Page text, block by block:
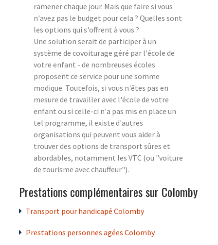
ramener chaque jour. Mais que faire si vous
n'avez pas le budget pour cela ? Quelles sont
les options qui s'offrent à vous ?
Une solution serait de participer à un
système de covoiturage géré par l'école de
votre enfant - de nombreuses écoles
proposent ce service pour une somme
modique. Toutefois, si vous n'êtes pas en
mesure de travailler avec l'école de votre
enfant ou si celle-ci n'a pas mis en place un
tel programme, il existe d'autres
organisations qui peuvent vous aider à
trouver des options de transport sûres et
abordables, notamment les VTC (ou "voiture
de tourisme avec chauffeur").
Prestations complémentaires sur Colomby
Transport pour handicapé Colomby
Prestations personnes agées Colomby